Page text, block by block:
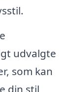
udvalgte
som kan
din stil